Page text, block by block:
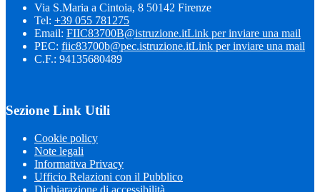
Via S.Maria a Cintoia, 8 50142 Firenze
Tel: +39 055 781275
Email: FIIC83700B@istruzione.itLink per inviare una mail
PEC: fiic83700b@pec.istruzione.itLink per inviare una mail
C.F.: 94135680489
Sezione Link Utili
Cookie policy
Note legali
Informativa Privacy
Ufficio Relazioni con il Pubblico
Dichiarazione di accessibilità